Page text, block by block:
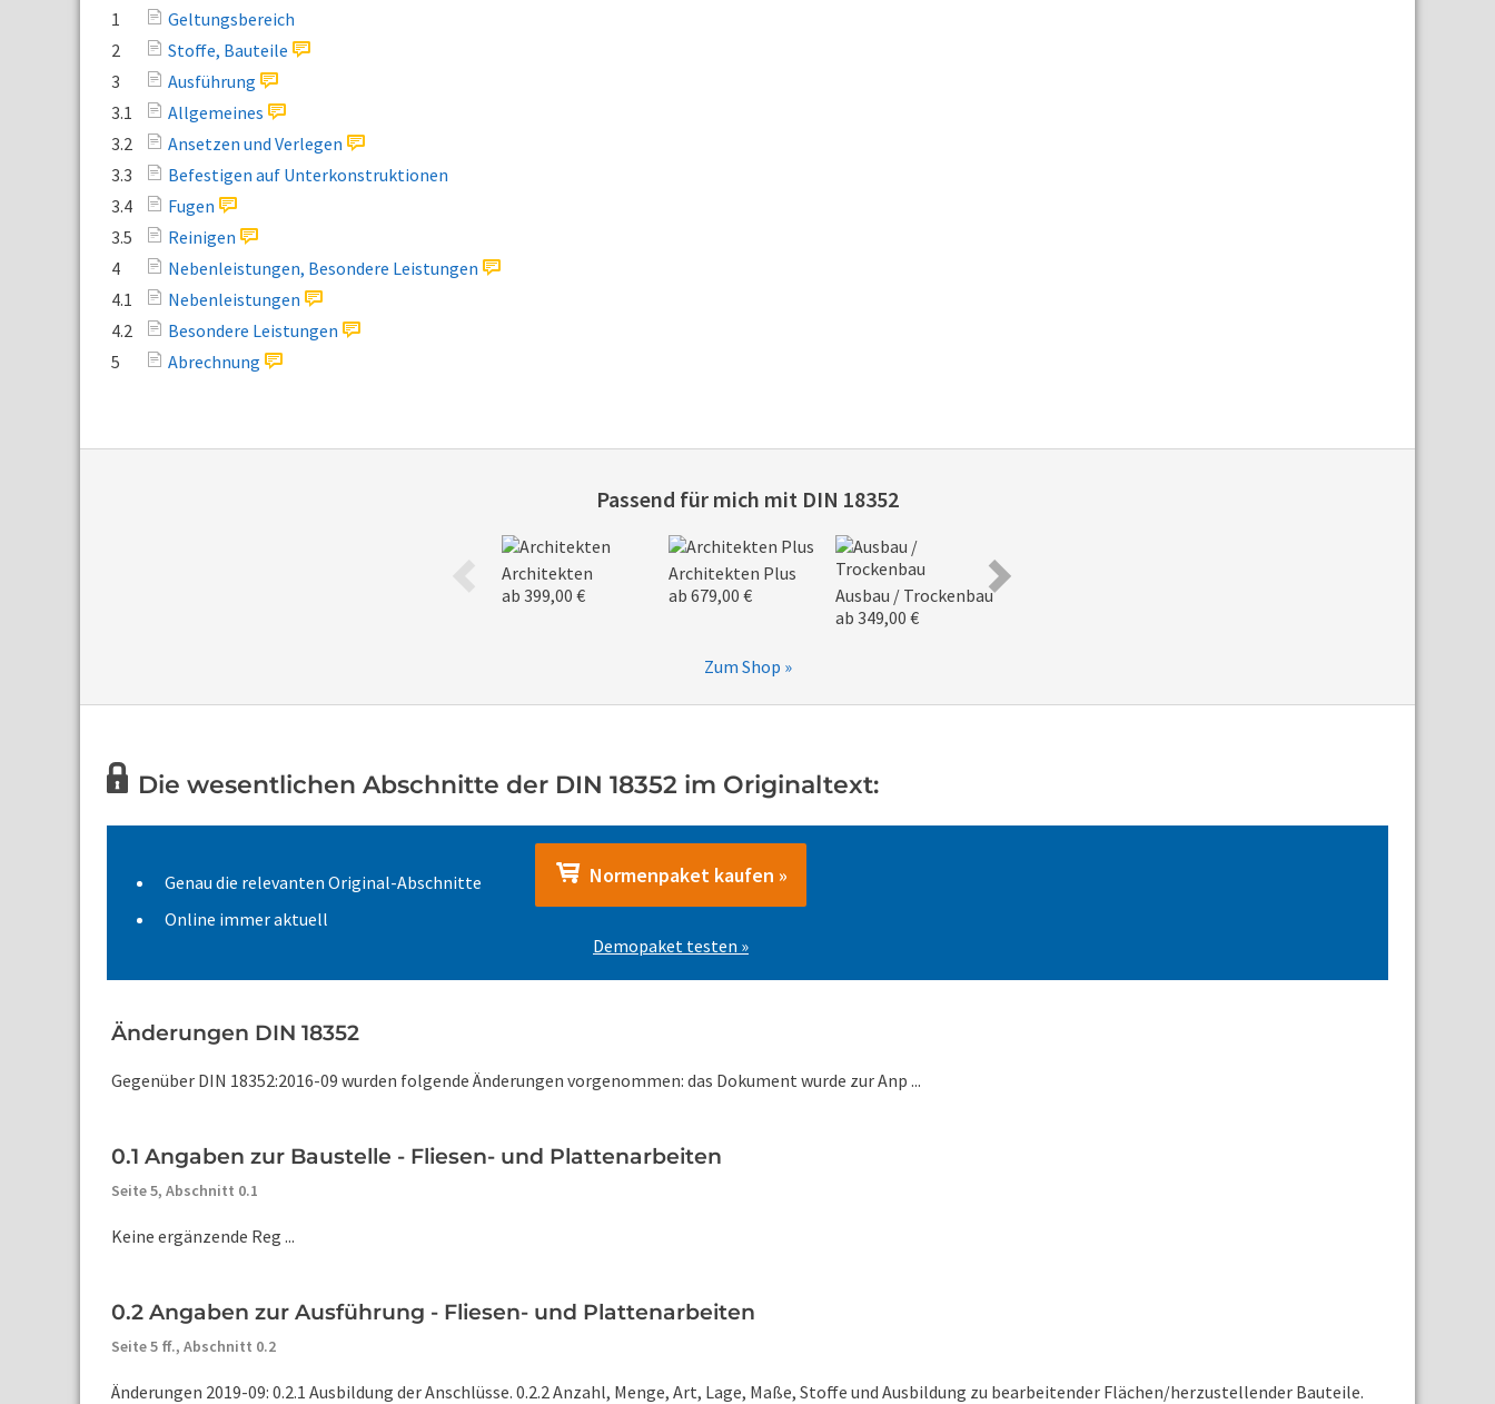
1
Geltungsbereich
2
Stoffe, Bauteile
3
Ausführung
3.1
Allgemeines
3.2
Ansetzen und Verlegen
3.3
Befestigen auf Unterkonstruktionen
3.4
Fugen
3.5
Reinigen
4
Nebenleistungen, Besondere Leistungen
4.1
Nebenleistungen
4.2
Besondere Leistungen
5
Abrechnung
Passend für mich mit DIN 18352
Architekten
ab 399,00 €
Architekten Plus
ab 679,00 €
Ausbau / Trockenbau
ab 349,00 €
Zum Shop »
Die wesentlichen Abschnitte der DIN 18352 im Originaltext:
Genau die relevanten Original-Abschnitte
Online immer aktuell
Normenpaket kaufen »
Demopaket testen »
Änderungen DIN 18352
Gegenüber DIN 18352:2016-09 wurden folgende Änderungen vorgenommen: das Dokument wurde zur Anp ...
0.1 Angaben zur Baustelle - Fliesen- und Plattenarbeiten
Seite 5, Abschnitt 0.1
Keine ergänzende Reg ...
0.2 Angaben zur Ausführung - Fliesen- und Plattenarbeiten
Seite 5 ff., Abschnitt 0.2
Änderungen 2019-09: 0.2.1 Ausbildung der Anschlüsse. 0.2.2 Anzahl, Menge, Art, Lage, Maße, Stoffe und Ausbildung zu bearbeitender Flächen/herzustellender Bauteile.